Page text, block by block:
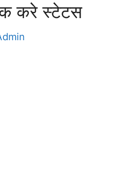
करे स्टेटस